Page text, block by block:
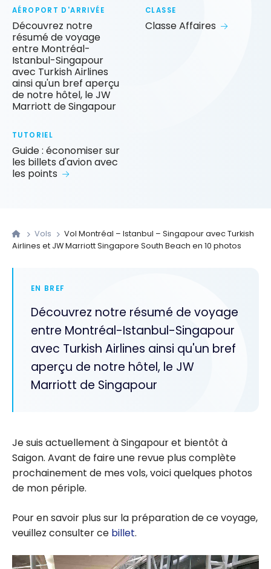
AÉROPORT D'ARRIVÉE
Découvrez notre
résumé de voyage
entre Montréal-
Istanbul-Singapour
avec Turkish Airlines
ainsi qu'un bref aperçu
de notre hôtel, le JW
Marriott de Singapour
CLASSE
Classe Affaires
TUTORIEL
Guide : économiser sur
les billets d'avion avec
les points
Vols
Vol Montréal – Istanbul – Singapour avec Turkish
Airlines et JW Marriott Singapore South Beach en 10 photos
EN BREF
Découvrez notre résumé de voyage
entre Montréal-Istanbul-Singapour
avec Turkish Airlines ainsi qu'un bref
aperçu de notre hôtel, le JW
Marriott de Singapour
Je suis actuellement à Singapour et bientôt à
Saigon. Avant de faire une revue plus complète
prochainement de mes vols, voici quelques photos
de mon périple.
Pour en savoir plus sur la préparation de ce voyage,
veuillez consulter ce billet.